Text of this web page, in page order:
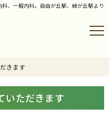
、一般内科。自由が丘駅、緑が丘駅より
きます
いただきます